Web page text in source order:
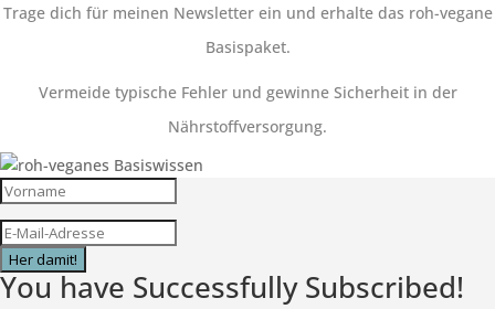
Trage dich für meinen Newsletter ein und erhalte das roh-vegane
Basispaket.
Vermeide typische Fehler und gewinne Sicherheit in der
Nährstoffversorgung.
Her damit!
You have Successfully Subscribed!